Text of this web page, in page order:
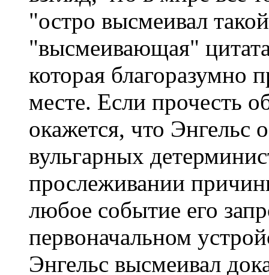
"остро высмеивал
"высмеивающая"
которая благоразумно
месте. Если прочесть
окажется, что Энгельс
вульгарных
прослеживании
любое событие его
первоначальном
Энгельс высмеивал